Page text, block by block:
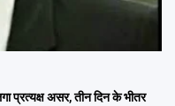
प्रत्यक्ष असर, तीन दिन के भीतर